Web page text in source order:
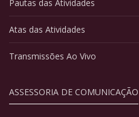
Pautas das Atividades
Atas das Atividades
Transmissões Ao Vivo
ASSESSORIA DE COMUNICAÇÃO